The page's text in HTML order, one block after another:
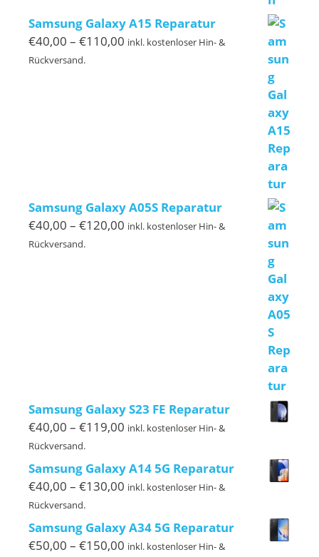
Samsung Galaxy A15 Reparatur
€40,00 – €110,00 Preisspanne:
inkl. kostenloser Hin- &
Rückversand.
Samsung Galaxy A05S Reparatur
€40,00 – €120,00 Preisspanne:
inkl. kostenloser Hin- &
Rückversand.
Samsung Galaxy S23 FE Reparatur
€40,00 – €119,00 Preisspanne:
bis
€119,00
inkl. kostenloser Hin- &
Rückversand.
Samsung Galaxy A14 5G Reparatur
€40,00 – €130,00 Preisspanne:
bis
€130,00
inkl. kostenloser Hin- &
Rückversand.
Samsung Galaxy A34 5G Reparatur
€50,00 – €150,00 Preisspanne:
inkl. kostenloser Hin- &